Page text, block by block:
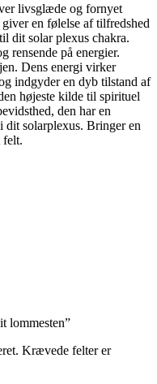
livsglæde og fornyet
en følelse af tilfredshed
dit solar plexus chakra.
rensende på energier.
Dens energi virker
indgyder en dyb tilstand af
højeste kilde til spirituel
den har en
dit solarplexus. Bringer en
felt.
lommesten”
Krævede felter er